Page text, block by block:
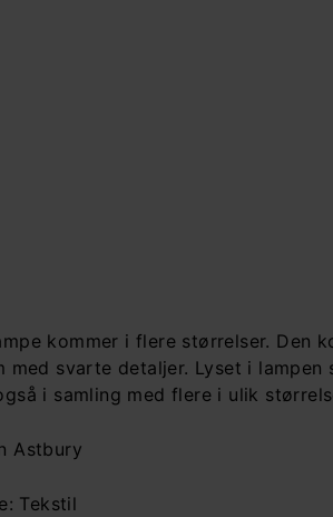
kommer i flere størrelser. Den
med svarte detaljer. Lyset i lampen
i samling med flere i ulik
Astbury
Tekstil